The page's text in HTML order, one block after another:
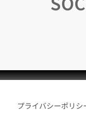
プライバシーポリシ